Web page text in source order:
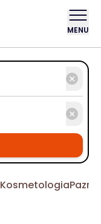
MENU
Kosmetologia